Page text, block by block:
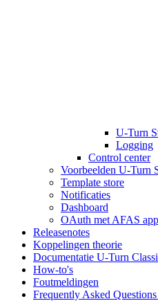
U-Turn
Logging
Control center
Voorbeelden U-Turn
Template store
Notificaties
Dashboard
OAuth met AFAS
Releasenotes
Koppelingen theorie
Documentatie U-Turn
How-to's
Foutmeldingen
Frequently Asked